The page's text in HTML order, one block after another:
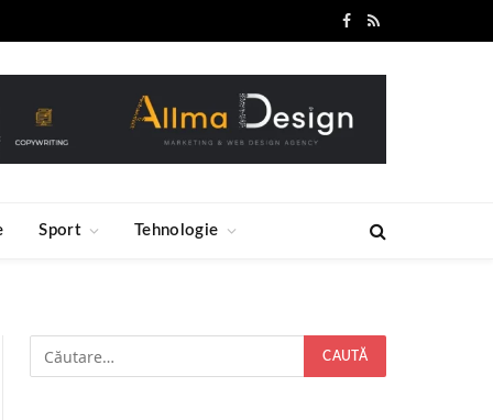
Facebook
RSS
Sport Tehnologie